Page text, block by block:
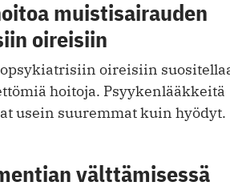
muistisairauden
oireisiin
oireisiin
hoitoja. Psyykenlääkkeitä
usein suuremmat kuin hyödyt.
välttämisessä